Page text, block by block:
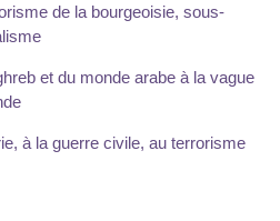
de la bourgeoisie, sous-
et du monde arabe à la vague
à la guerre civile, au terrorisme